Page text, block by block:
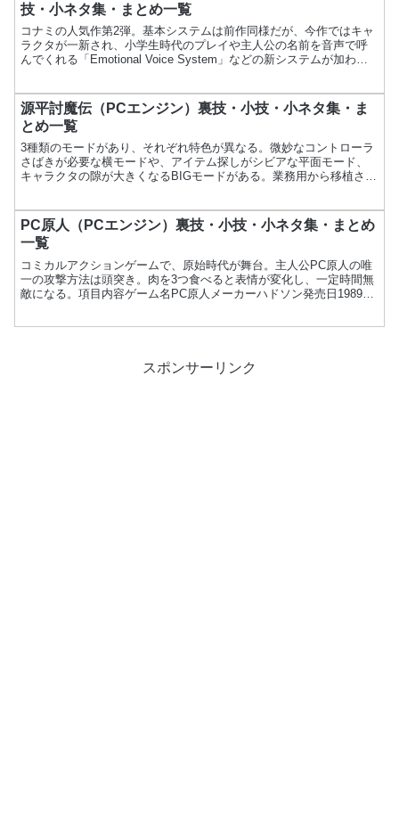
技・小ネタ集・まとめ一覧
コナミの人気作第2弾。基本システムは前作同様だが、今作ではキャ
ラクタが一新され、小学生時代のプレイや主人公の名前を音声で呼
んでくれる「Emotional Voice System」などの新システムが加わっ
源平討魔伝（PCエンジン）裏技・小技・小ネタ集・ま
とめ一覧
3種類のモードがあり、それぞれ特色が異なる。微妙なコントローラ
さばきが必要な横モードや、アイテム探しがシビアな平面モード、
キャラクタの隙が大きくなるBIGモードがある。業務用から移植され
PC原人（PCエンジン）裏技・小技・小ネタ集・まとめ
一覧
コミカルアクションゲームで、原始時代が舞台。主人公PC原人の唯
一の攻撃方法は頭突き。肉を3つ食べると表情が変化し、一定時間無
敵になる。項目内容ゲーム名PC原人メーカーハドソン発売日1989年
スポンサーリンク